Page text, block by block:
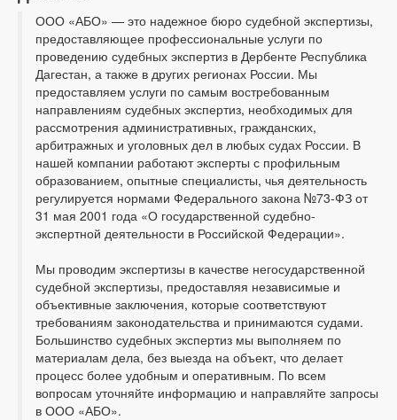
ООО «АБО» — это надежное бюро судебной экспертизы,
предоставляющее профессиональные услуги по
проведению судебных экспертиз в Дербенте Республика
Дагестан, а также в других регионах России. Мы
предоставляем услуги по самым востребованным
направлениям судебных экспертиз, необходимых для
рассмотрения административных, гражданских,
арбитражных и уголовных дел в любых судах России. В
нашей компании работают эксперты с профильным
образованием, опытные специалисты, чья деятельность
регулируется нормами Федерального закона №73-ФЗ от
31 мая 2001 года «О государственной судебно-
экспертной деятельности в Российской Федерации».
Мы проводим экспертизы в качестве негосударственной
судебной экспертизы, предоставляя независимые и
объективные заключения, которые соответствуют
требованиям законодательства и принимаются судами.
Большинство судебных экспертиз мы выполняем по
материалам дела, без выезда на объект, что делает
процесс более удобным и оперативным. По всем
вопросам уточняйте информацию и направляйте запросы
в ООО «АБО».